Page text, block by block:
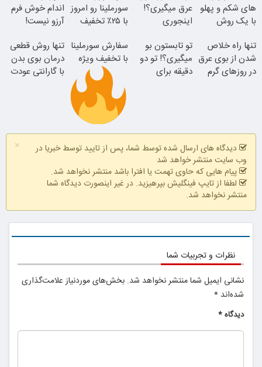
جوان شو
های شکم و پهلو
با یک روش
سبز45%تخفیف)
عرق میگیری؟!
اینجوری
سورملینا رو امروز
با ۲۵٪ تخفیف
اندام خوش فرم
آرزو نیست!
کاهش وزن در
یک ماه)
تنها راه خلاص
شدن از بوی عرق
در روزهای گرم
فیلم رو ببین
تو تابستون بو
میگیری؟! تو دو
دقیقه برای
سفارش سورملینا
با تخفیف ویژه
موجودی
محدود!!!!
تنها روش قطعی
درمان بوی بدن
با گارانتی عودت
×
دیدگاه های ارسال شده توسط شما، پس از تایید توسط خبریا در
وب سایت منتشر خواهد شد
پیام هایی که حاوی تهمت یا افترا باشد منتشر نخواهد شد.
لطفا از تایپ فینگلیش بپرهیزید. در غیر اینصورت دیدگاه شما
منتشر نخواهد شد.
نظرات و تجربیات شما
نشانی ایمیل شما منتشر نخواهد شد. بخش‌های موردنیاز علامت‌گذاری
شده‌اند *
دیدگاه*